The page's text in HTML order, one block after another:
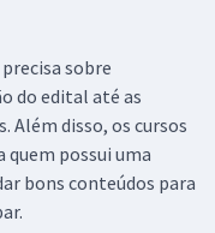
sobre
do edital até as
Além disso, os cursos
quem possui uma
bons conteúdos para